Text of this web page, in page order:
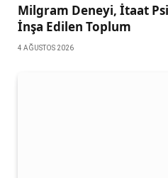
Milgram Deneyi, İtaat
İnşa Edilen Toplum
4 AĞUSTOS 2026